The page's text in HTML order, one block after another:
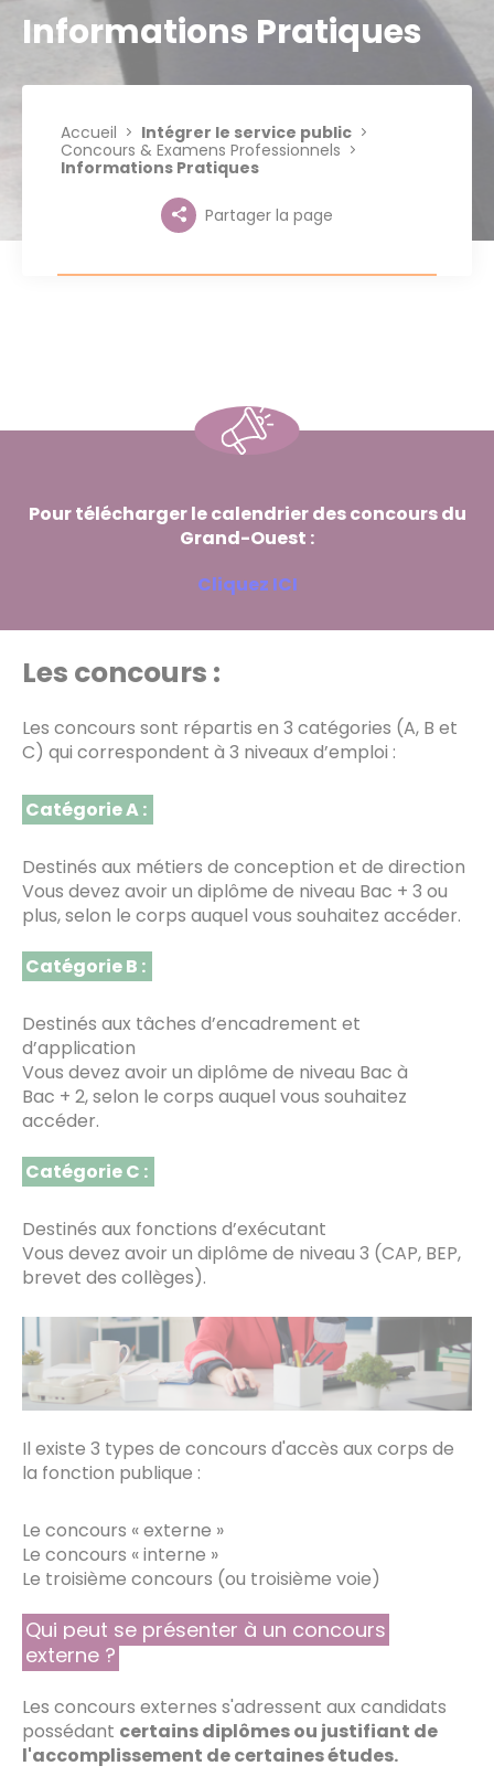
Informations Pratiques
Accueil
Intégrer le service public
Concours & Examens Professionnels
Informations Pratiques
Partager la page
Pour télécharger le calendrier des concours du
Grand-Ouest :
Cliquez ICI
Les concours :
Les concours sont répartis en 3 catégories (A, B et
C) qui correspondent à 3 niveaux d’emploi :
Catégorie A :
Destinés aux métiers de conception et de direction
Vous devez avoir un diplôme de niveau Bac + 3 ou
plus, selon le corps auquel vous souhaitez accéder.
Catégorie B :
Destinés aux tâches d’encadrement et
d’application
Vous devez avoir un diplôme de niveau Bac à
Bac + 2, selon le corps auquel vous souhaitez
accéder.
Catégorie C :
Destinés aux fonctions d’exécutant
Vous devez avoir un diplôme de niveau 3 (CAP, BEP,
brevet des collèges).
Il existe 3 types de concours d'accès aux corps de
la fonction publique :
Le concours « externe »
Le concours « interne »
Le troisième concours (ou troisième voie)
Qui peut se présenter à un concours
externe ?
Les concours externes s'adressent aux candidats
possédant certains diplômes ou justifiant de
l'accomplissement de certaines études.